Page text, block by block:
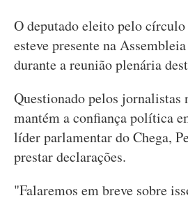
O deputado eleito pelo círculo
esteve presente na
durante a reunião plenária
Questionado pelos jornalistas
mantém a confiança política
líder parlamentar do Chega,
prestar declarações.
"Falaremos em breve sobre